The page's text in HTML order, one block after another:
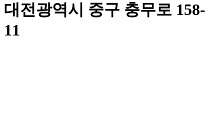
대전광역시 중구 충무로 158-
11